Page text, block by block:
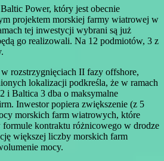
Power, który jest obecnie
projektem morskiej farmy wiatrowej w
tej inwestycji wybrani są już
go realizowali. Na 12 podmiotów, 3 z
rozstrzygnięciach II fazy offshore,
lokalizacji podkreśla, że w ramach
i Baltica 3 dba o maksymalne
Inwestor popiera zwiększenie (z 5
morskich farm wiatrowych, które
formule kontraktu różnicowego w drodze
większej liczby morskich farm
mocy.